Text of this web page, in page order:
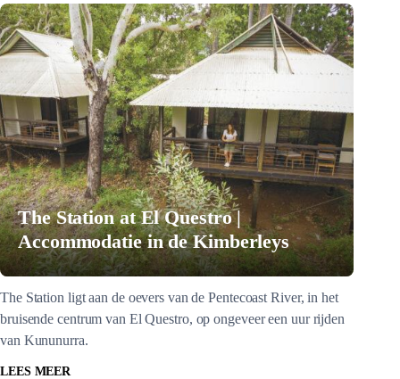
The Station at El Questro |
Accommodatie in de Kimberleys
The Station ligt aan de oevers van de Pentecoast River, in het
bruisende centrum van El Questro, op ongeveer een uur rijden
van Kununurra.
LEES MEER